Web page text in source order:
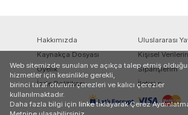
Hakkımızda
Uluslararası
Kaynakça Dosyası
Kişisel
Üyelik
Siparişlerim
İade Politikası
İletişim
Web sitemizde sunulan ve açıkça talep etmiş
hizmetler için kesinlikle gerekli,
birinci taraf oturum çerezleri ve kalıcı çerezler
kullanılmaktadır.
Daha fazla bilgi için linke tıklayarak Çerez